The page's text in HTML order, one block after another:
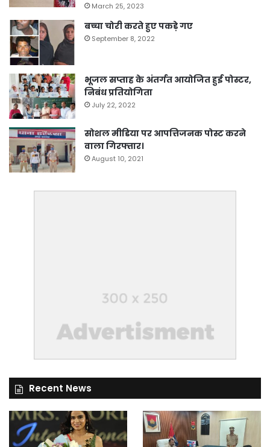
March 25, 2023
बच्चा चोरी करते हुए पकड़े गए
September 8, 2022
भूजल सप्ताह के अंतर्गत आयोजित हुई पोस्टर,
निबंध प्रतियोगिता
July 22, 2022
सोशल मीडिया पर आपत्तिजनक पोस्ट करने
वाला गिरफ्तार।
August 10, 2021
Recent News